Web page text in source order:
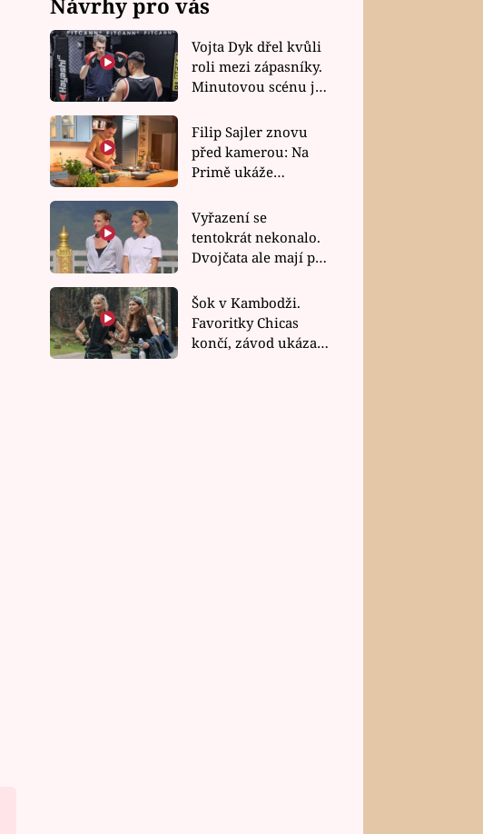
Vojta Dyk dřel kvůli
roli mezi zápasníky.
Minutovou scénu jel
Filip Sajler znovu
před kamerou: Na
Primě ukáže
rychlé recepty
Vyřazení se
tentokrát nekonalo.
Dvojčata ale mají po
závodu nůž na krku
Šok v Kambodži.
Favoritky Chicas
končí, závod ukázal